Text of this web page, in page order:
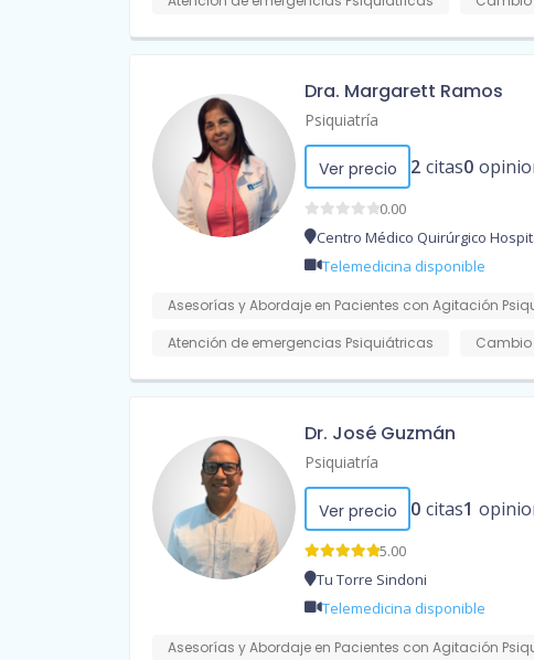
Dra. Margarett Ramos
Psiquiatría
Ver precio 2 citas0
0.00
Centro Médico Quirúrgico
Telemedicina disponible
Asesorías y Abordaje en Pacientes con Agitación
Atención de emergencias Psiquiátricas
Cambio
Dr. José Guzmán
Psiquiatría
Ver precio 0 citas1
5.00
Tu Torre Sindoni
Telemedicina disponible
Asesorías y Abordaje en Pacientes con Agitación